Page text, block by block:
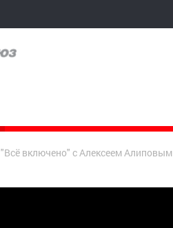
"Всё включено" с Алексеем Алиповым